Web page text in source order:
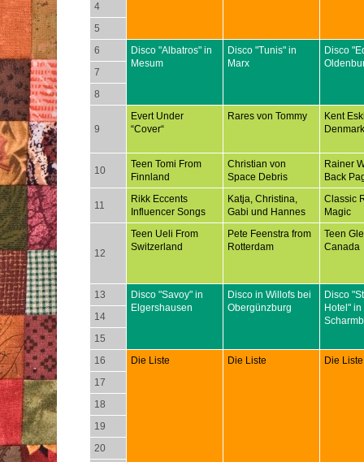
4
5
6
Disco "Albatros" in
Mesum
Disco "Tunis" in
Marx
Disco
7
8
9
Evert Under
“Cover“
Rares von Tommy
Kent
Denmark
10
Teen Tomi From
Finnland
Christian von
Space Debris
Rainer
Back
11
Rikk Eccents
Influencer Songs
Katja, Christina,
Gabi und Hannes
Classic
Magic
12
Teen Ueli From
Switzerland
Pete Feenstra from
Rotterdam
Teen
Canada
13
Disco "Savoy" in
Elgershausen
Disco in Willofs bei
Obergünzburg
Disco
Hotel"
14
15
16
Die Liste Die Liste
Die Liste
17
18
19
20